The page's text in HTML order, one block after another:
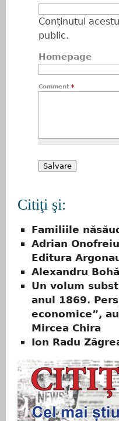
Conţinutul
public.
Homepage
Comment *
Citiţi şi:
Familiile
Adrian
Editura
Alexandru
Un volum
anul 1869.
economice”,
Mircea Chira
Ion Radu